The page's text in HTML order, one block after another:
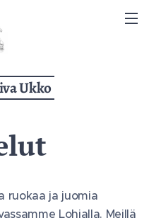
Ukko
ruokaa ja juomia
Lohjalla. Meillä